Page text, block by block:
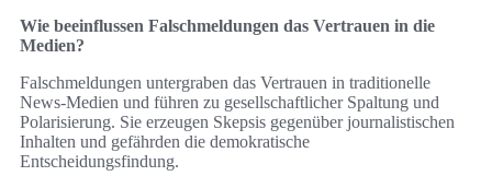
Wie beeinflussen Falschmeldungen das Vertrauen in die
Medien?
Falschmeldungen untergraben das Vertrauen in traditionelle
News-Medien und führen zu gesellschaftlicher Spaltung und
Polarisierung. Sie erzeugen Skepsis gegenüber journalistischen
Inhalten und gefährden die demokratische
Entscheidungsfindung.